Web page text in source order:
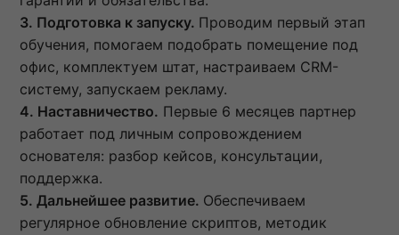
3. Подготовка к запуску. Проводим первый этап
обучения, помогаем подобрать помещение под
офис, комплектуем штат, настраиваем CRM-
систему, запускаем рекламу.
4. Наставничество. Первые 6 месяцев партнер
работает под личным сопровождением
основателя: разбор кейсов, консультации,
поддержка.
5. Дальнейшее развитие. Обеспечиваем
регулярное обновление скриптов, методик